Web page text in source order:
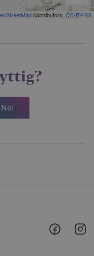
contributors, CC-BY-SA
Nei
Lofoten